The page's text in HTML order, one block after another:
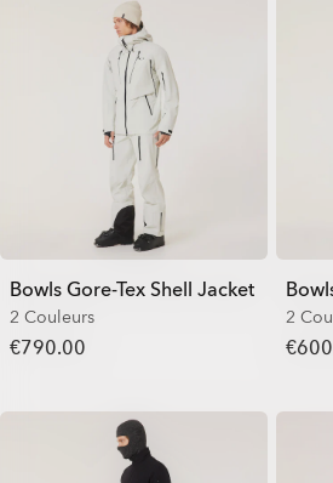
Bowls Gore-Tex Shell Jacket
2 Couleurs
€790.00
2